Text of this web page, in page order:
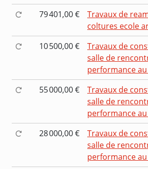
79 401,00 €
Travaux de
coltures ecole
10 500,00 €
Travaux de
salle de
performance au
55 000,00 €
Travaux de
salle de
performance au
28 000,00 €
Travaux de
salle de
performance au